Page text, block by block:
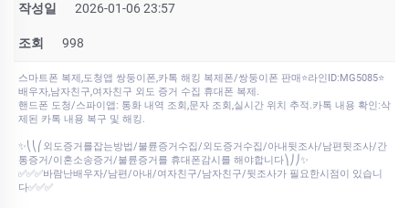
작성일 2026-01-06 23:57
조회 998
스마트폰 복제,도청앱 쌍둥이폰,카톡 해킹 복제폰/쌍둥이폰 판매⭐라인ID:MG5085⭐
배우자,남자친구,여자친구 외도 증거 수집 휴대폰 복제.
핸드폰 도청/스파이앱: 통화 내역 조회,문자 조회,실시간 위치 추적.카톡 내용 확인:삭
제된 카톡 내용 복구 및 해킹.
✨⎝⎝⎛외도증거를잡는방법/불륜증거수집/외도증거수집/아내뒷조사/남편뒷조사/간
통증거/이혼소송증거/불륜증거를 휴대폰감시를 해야합니다⎞⎠⎠✨
✅✅✅바람난배우자/남편/아내/여자친구/남자친구/뒷조사가 필요한시점이 있습니
다✅✅✅